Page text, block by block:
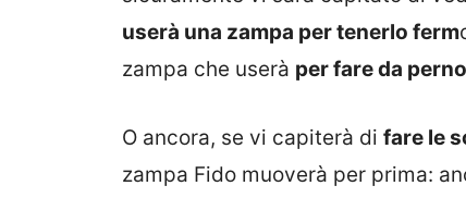
userà una zampa per tenerlo ferm
zampa che userà per fare da perno
O ancora, se vi capiterà di fare le
zampa Fido muoverà per prima: